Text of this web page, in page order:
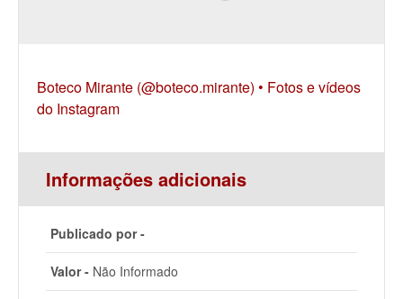
Boteco Mirante (@boteco.mirante) • Fotos e vídeos
do Instagram
Informações adicionais
Publicado por -
Valor - Não Informado